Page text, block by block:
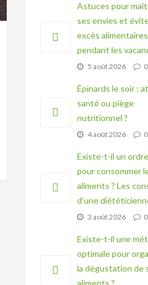
Astuces pour
ses envies et
excès alimentaires
pendant les
5 août 2026 0
Épinards le soir :
santé ou piège
nutritionnel ?
4 août 2026 0
Existe-t-il un
pour consommer
aliments ? Les
d’une
3 août 2026 0
Existe-t-il une
optimale pour
la dégustation de
aliments ?